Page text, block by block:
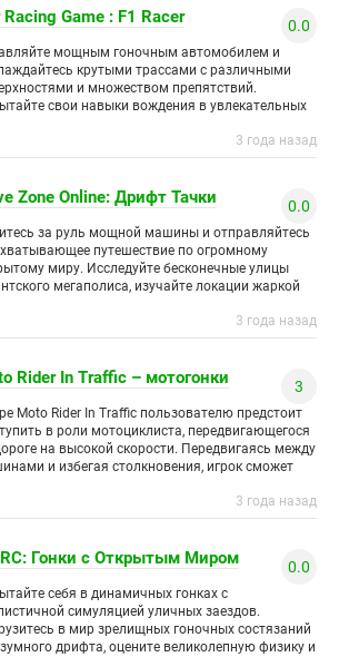
Racing Game : F1 Racer 0.0
мощным гоночным автомобилем и
крутыми трассами с различными
и множеством препятствий.
свои навыки вождения в увлекательных
управлением. Выберите понравившуюся
3 года назад
Zone Online: Дрифт Тачки 0.0
за руль мощной машины и отправляйтесь
путешествие по огромному
миру. Исследуйте бесконечные улицы
мегаполиса, изучайте локации жаркой
3 года назад
Rider In Traffic – мотогонки 3
Moto Rider In Traffic пользователю предстоит
в роли мотоциклиста, передвигающегося
на высокой скорости. Передвигаясь между
и избегая столкновения, игрок сможет
3 года назад
Гонки с Открытым Миром 0.0
себя в динамичных гонках с
симуляцией уличных заездов.
в мир зрелищных гоночных состязаний
дрифта, оцените великолепную физику и